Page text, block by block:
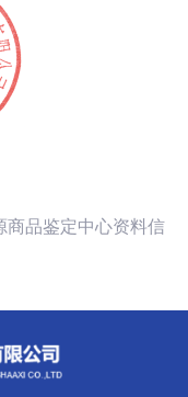
商品鉴定中心资料信